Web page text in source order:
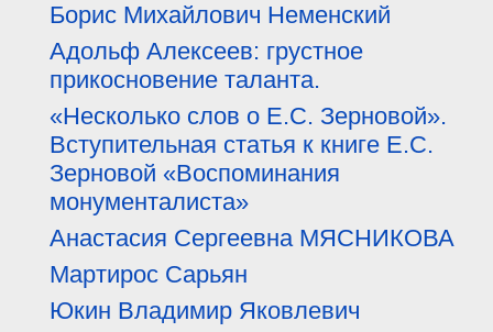
Борис Михайлович Неменский
Адольф Алексеев: грустное
прикосновение таланта.
«Несколько слов о Е.С. Зерновой».
Вступительная статья к книге Е.С.
Зерновой «Воспоминания
монументалиста»
Анастасия Сергеевна МЯСНИКОВА
Мартирос Сарьян
Юкин Владимир Яковлевич